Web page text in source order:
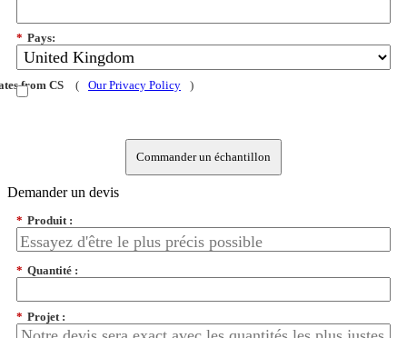
* Pays:
from CS ( Our Privacy Policy )
Commander un échantillon
Demander un devis
* Produit :
* Quantité :
* Projet :